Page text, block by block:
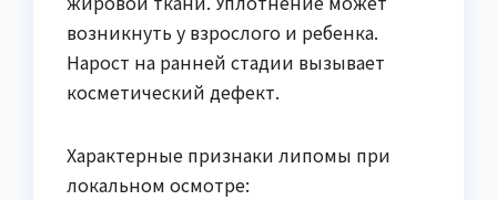
возникнуть у взрослого и ребенка.
Нарост на ранней стадии вызывает
косметический дефект.
Характерные признаки липомы при
локальном осмотре: